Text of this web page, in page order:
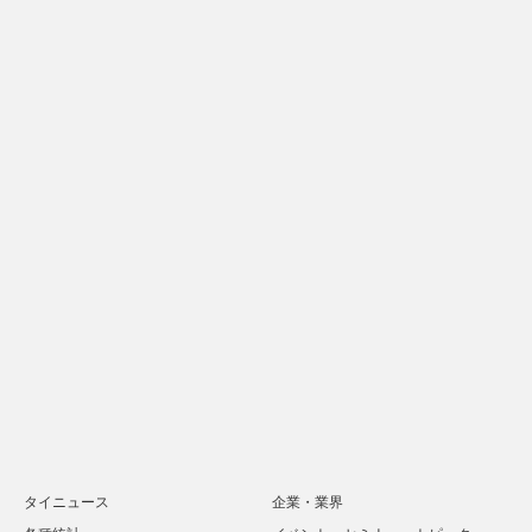
タイニュース
企業・業界